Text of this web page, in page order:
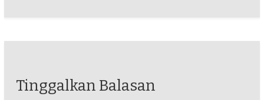
Tinggalkan Balasan